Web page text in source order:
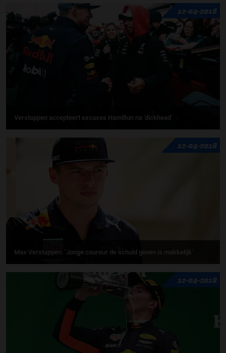
12-04-2018
Verstappen accepteert excuses Hamilton na 'dickhead'
12-04-2018
Max Verstappen: ‘Jonge coureur de schuld geven is makkelijk’
12-04-2018